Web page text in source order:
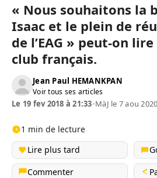
« Nous souhaitons la
Isaac et le plein de
de l’EAG » peut-on
club français.
Jean Paul HEMANKPAN
Voir tous ses articles
Le 19 fev 2018 à 21:33•MàJ le 7 aou 2020
1 min de lecture
Lire plus tard
Commenter